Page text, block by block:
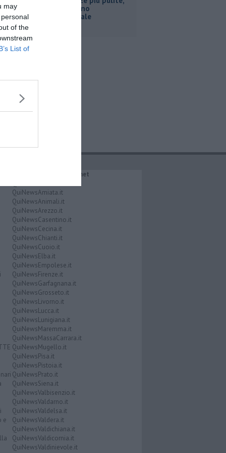
may
of the
List of
ecco il piano
sperimentale
e
IL NETWORK QuiNews.net
QuiNewsAmiata.it
QuiNewsAnimali.it
QuiNewsArezzo.it
QuiNewsCasentino.it
QuiNewsCecina.it
QuiNewsChianti.it
QuiNewsCuoio.it
QuiNewsElba.it
QuiNewsEmpolese.it
QuiNewsFirenze.it
QuiNewsGarfagnana.it
QuiNewsGrosseto.it
QuiNewsLivorno.it
QuiNewsLucca.it
QuiNewsLunigiana.it
QuiNewsMaremma.it
QuiNewsMassaCarrara.it
QuiNewsMugello.it
QuiNewsPisa.it
QuiNewsPistoia.it
QuiNewsPrato.it
QuiNewsSiena.it
QuiNewsValbisenzio.it
QuiNewsValdarno.it
QuiNewsValdelsa.it
QuiNewsValdera.it
QuiNewsValdichiana.it
QuiNewsValdicornia.it
QuiNewsValdinievole.it